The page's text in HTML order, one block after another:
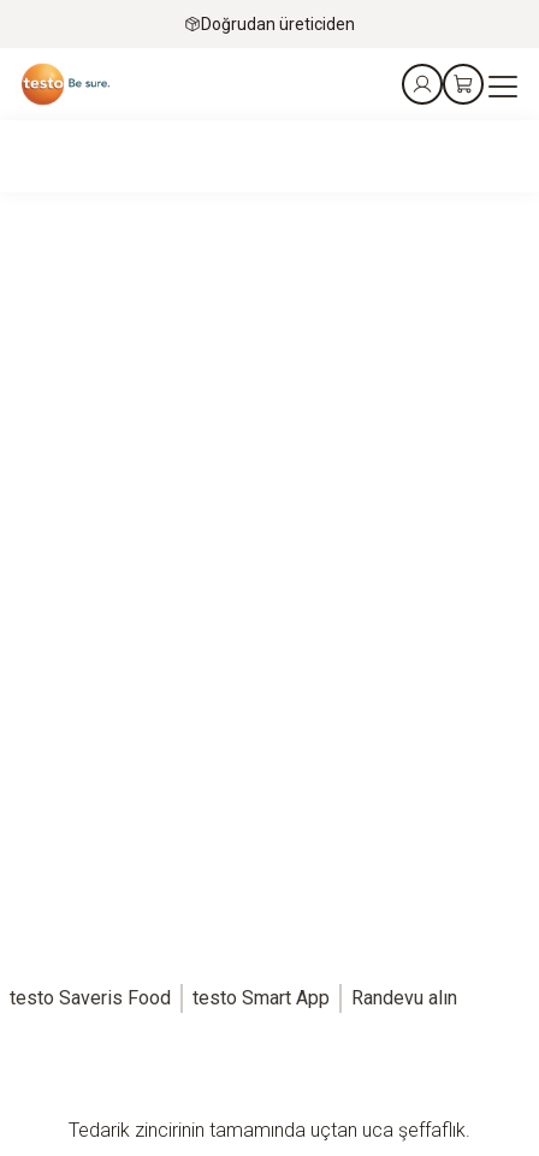
Doğrudan üreticiden
testo Saveris Food testo Smart App Randevu alın
Tedarik zincirinin tamamında uçtan uca şeffaflık.